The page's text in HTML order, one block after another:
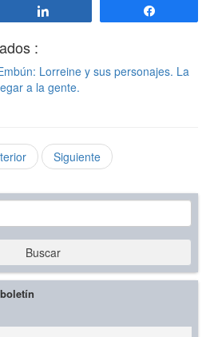
:
Lorreine y sus personajes. La
a la gente.
Siguiente
Buscar